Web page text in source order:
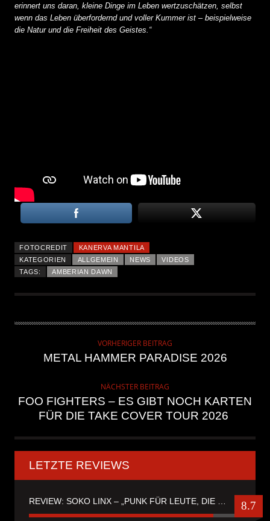
erinnert uns daran, kleine Dinge im Leben wertzuschätzen, selbst
wenn das Leben überfordernd und voller Kummer ist – beispielweise
die Natur und die Freiheit des Geistes.“
FOTOCREDIT
KANERVA MANTILA
KATEGORIEN
ALLGEMEIN NEWS
VIDEOS
TAGS:
AMBERIAN DAWN
VORHERIGER BEITRAG
METAL HAMMER PARADISE 2026
NÄCHSTER BEITRAG
FOO FIGHTERS – ES GIBT NOCH KARTEN
FÜR DIE TAKE COVER TOUR 2026
LETZTE REVIEWS
8.7